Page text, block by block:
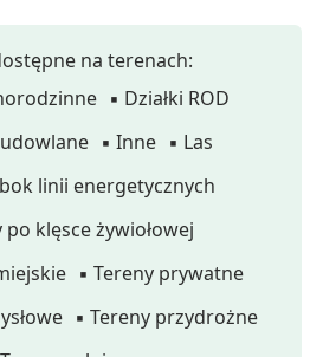
na terenach:
▪ Działki ROD
▪ Inne ▪ Las
linii energetycznych
po klęsce żywiołowej
▪ Tereny prywatne
▪ Tereny przydrożne